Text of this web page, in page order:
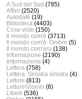
A Sud del Sud (785)
Affari (2520)
Autodafé (19)
Biblioteca (4403)
Cose viste (150)
Il mondo com'è (3713)
Il mondo com'è. Ombre (5)
Il mondo com'era (138)
Informazione (2190)
Infprmazione (4)
Lettera (758)
Lettera. Sinistra sinistra (4)
Letture (813)
Letture\Visioni (6)
Libelli (536)